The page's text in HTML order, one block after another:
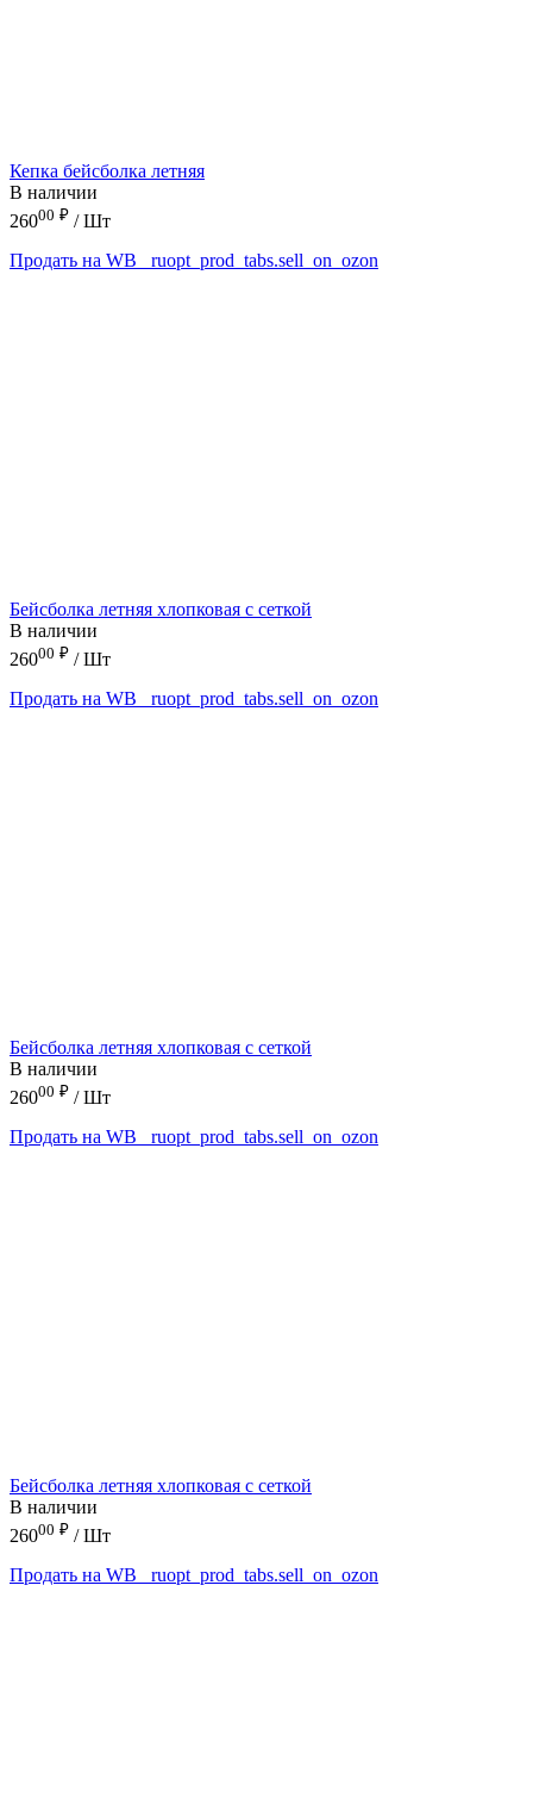
Кепка бейсболка летняя
В наличии
26000 ₽ / Шт
Продать на WB
_ruopt_prod_tabs.sell_on_ozon
Бейсболка летняя хлопковая с сеткой
В наличии
26000 ₽ / Шт
Продать на WB
_ruopt_prod_tabs.sell_on_ozon
Бейсболка летняя хлопковая с сеткой
В наличии
26000 ₽ / Шт
Продать на WB
_ruopt_prod_tabs.sell_on_ozon
Бейсболка летняя хлопковая с сеткой
В наличии
26000 ₽ / Шт
Продать на WB
_ruopt_prod_tabs.sell_on_ozon